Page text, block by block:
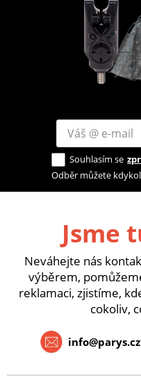
Souhlasím se
Odběr můžete
Jsme
Neváhejte nás
výběrem,
reklamaci, zjistíme,
cokoliv,
info@parys.cz